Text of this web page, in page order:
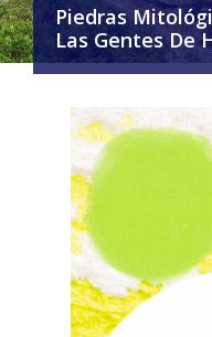
Piedras
Las Gentes De